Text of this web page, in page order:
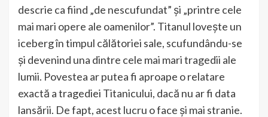
descrie ca fiind „de nescufundat” și „printre cele
mai mari opere ale oamenilor”. Titanul lovește un
iceberg în timpul călătoriei sale, scufundându-se
și devenind una dintre cele mai mari tragedii ale
lumii. Povestea ar putea fi aproape o relatare
exactă a tragediei Titanicului, dacă nu ar fi data
lansării. De fapt, acest lucru o face și mai stranie.